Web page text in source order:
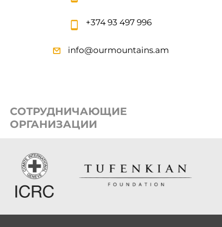
+374 93 497 996
info@ourmountains.am
СОТРУДНИЧАЮЩИЕ
ОРГАНИЗАЦИИ